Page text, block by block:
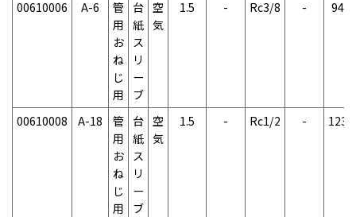
00610006 A-6
管
用
お
ね
じ
用
台
紙
ス
リ
ー
ブ
空
気
1.5 - Rc3/8 - 94g
00610008 A-18
管
用
お
ね
じ
用
台
紙
ス
リ
ー
ブ
空
気
1.5 - Rc1/2 - 123g